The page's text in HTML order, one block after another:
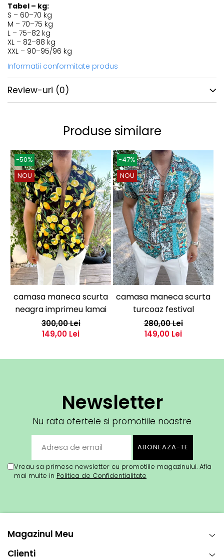
Tabel – kg:
S – 60–70 kg
M – 70–75 kg
L – 75–82 kg
XL – 82–88 kg
XXL – 90–95/96 kg
Informatii conformitate produs
Review-uri (0)
Produse similare
-50%
NOU
camasa maneca scurta
neagra imprimeu lamai
300,00 Lei
149,00 Lei
-47%
NOU
camasa maneca scurta
turcoaz festival
280,00 Lei
149,00 Lei
Newsletter
Nu rata ofertele si promotiile noastre
Vreau sa primesc newsletter cu promotiile magazinului. Afla
mai multe in Politica de Confidentialitate
Magazinul Meu
Clienti